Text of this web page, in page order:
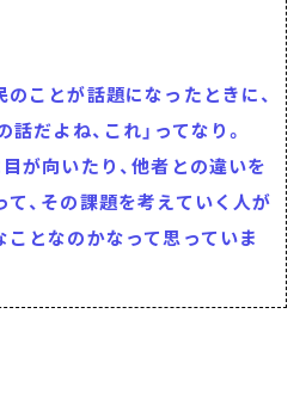
ことが話題になったときに、
だよね、これ」ってなり。
が向いたり、他者との違いを
、その課題を考えていく人が
となのかなって思っていま